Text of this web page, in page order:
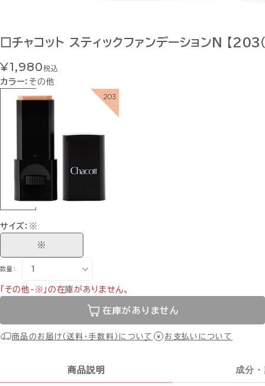
□チャコット スティックファンデーションN 【203
¥1,980税込
カラー：その他
サイズ： ※
※
数量：
「その他-※」の在庫がありません。
在庫がありません
商品のお届け（送料・手数料）について お支払いについて
商品説明 成分